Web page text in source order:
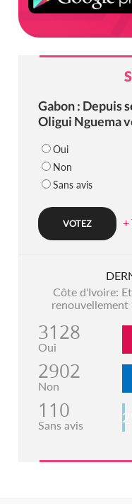
Gabon : Depuis
Oligui Nguema
Oui
Non
Sans avis
+
Côte d'Ivoire:
renouvellement
3128
Oui
2902
Non
110
Sans avis